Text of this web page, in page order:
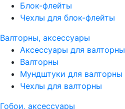
Блок-флейты
Чехлы для блок-флейты
Валторны, аксессуары
Аксессуары для валторны
Валторны
Мундштуки для валторны
Чехлы для валторны
Гобои, аксессуары